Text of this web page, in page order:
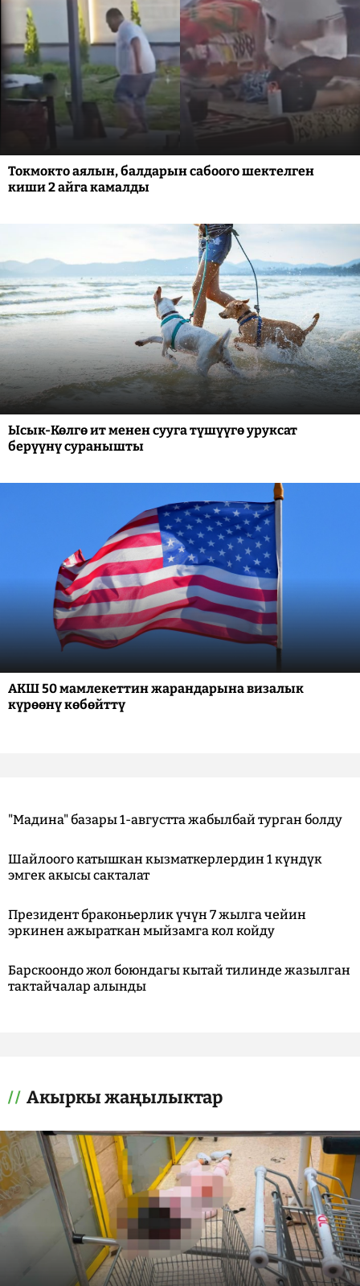
Токмокто аялын, балдарын сабоого шектелген
киши 2 айга камалды
Ысык-Көлгө ит менен сууга түшүүгө уруксат
берүүнү суранышты
АКШ 50 мамлекеттин жарандарына визалык
күрөөнү көбөйттү
"Мадина" базары 1-августта жабылбай турган болду
Шайлоого катышкан кызматкерлердин 1 күндүк
эмгек акысы сакталат
Президент браконьерлик үчүн 7 жылга чейин
эркинен ажыраткан мыйзамга кол койду
Барскоондо жол боюндагы кытай тилинде жазылган
тактайчалар алынды
Акыркы жаңылыктар